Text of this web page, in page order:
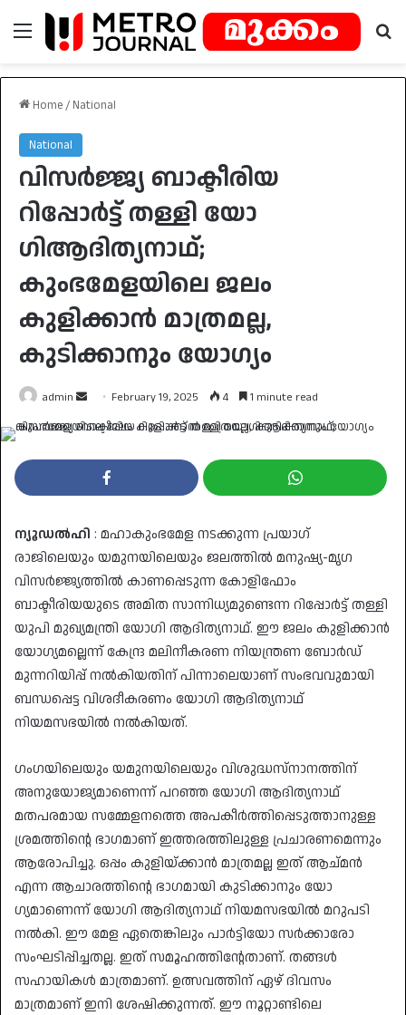
Menu
Home / National
National
വിസർജ്ജ്യ ബാക്ടീരിയ
റിപ്പോർട്ട് തള്ളി യോ​
ഗിആദിത്യനാഥ്;
കുംഭമേളയിലെ ജലം
കുളിക്കാൻ മാത്രമല്ല,
കുടിക്കാനും യോഗ്യം
admin
Send February 19, 2025 4 1 minute read
ന്യൂഡൽഹി : മഹാകുംഭമേള നടക്കുന്ന പ്രയാ​ഗ്
രാജിലെയും യമുനയിലെയും ജലത്തിൽ മനുഷ്യ-മൃ​ഗ
വിസർജ്ജ്യത്തിൽ കാണപ്പെടുന്ന കോളിഫോം
ബാക്ടീരിയയുടെ അമിത സാന്നിധ്യമുണ്ടെന്ന റിപ്പോർട്ട് തള്ളി
യുപി മുഖ്യമന്ത്രി യോ​ഗി ആദിത്യനാഥ്. ഈ ജലം കുളിക്കാൻ
യോ​ഗ്യമല്ലെന്ന് കേന്ദ്ര മലിനീകരണ നിയന്ത്രണ ബോർഡ്
മുന്നറിയിപ്പ് നൽകിയതിന് പിന്നാലെയാണ് സംഭവവുമായി
ബന്ധപ്പെട്ട വിശദീകരണം യോ​ഗി ആദിത്യനാഥ്
നിയമസഭയിൽ നൽകിയത്.
ഗം​ഗയിലെയും യമുനയിലെയും വിശുദ്ധസ്നാനത്തിന്
അനുയോജ്യമാണെന്ന് പറഞ്ഞ യോ​ഗി ആദിത്യനാഥ്
മതപരമായ സമ്മേളനത്തെ അപകീർത്തിപ്പെടുത്താനുള്ള
ശ്രമത്തിന്റെ ഭാ​ഗമാണ് ഇത്തരത്തിലുള്ള പ്രചാരണമെന്നും
ആരോപിച്ചു. ഒപ്പം കുളിയ്ക്കാൻ മാത്രമല്ല ഇത് ആച്മൻ
എന്ന ആചാരത്തിന്റെ ഭാ​ഗമായി കുടിക്കാനും യോ​
ഗ്യമാണെന്ന് യോ​ഗി ആദിത്യനാഥ് നിയമസഭയിൽ മറുപടി
നൽകി. ഈ മേള ഏതെങ്കിലും പാർട്ടിയോ സർക്കാരോ
സംഘടിപ്പിച്ചതല്ല. ഇത് സമൂഹത്തിൻ്റേതാണ്. തങ്ങൾ
സഹായികൾ മാത്രമാണ്. ഉത്സവത്തിന് ഏഴ് ദിവസം
മാത്രമാണ് ഇനി ശേഷിക്കുന്നത്. ഈ നൂറ്റാണ്ടിലെ